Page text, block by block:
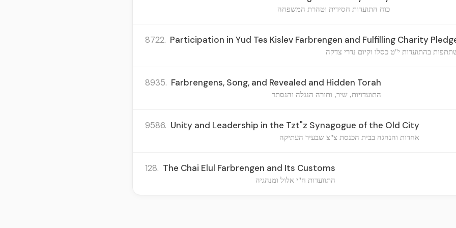
כוח התועדות חסידית וטהרת המשפחה
8722. Participation in Yud Tes Kislev Farbrengen and Fulfilling Charity
בהתועדות י"ט כסלו וקיום נדרי צדקה
8935. Farbrengens, Song, and Revealed and Hidden Torah
התועדויות, שיר, ותורה הנגלה והנסתר
9586. Unity and Leadership in the Tzt"z Synagogue of the Old City
אחדות והנהגה בבית הכנסת צ"צ שבעיר העתיקה
128. The Chai Elul Farbrengen and Its Customs
התוועדות ח"י אלול ומנהגיה